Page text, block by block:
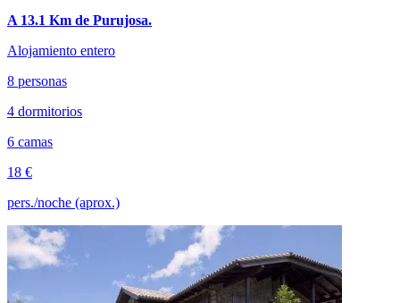
A 13.1 Km de Purujosa.
Alojamiento entero
8 personas
4 dormitorios
6 camas
18 €
pers./noche (aprox.)